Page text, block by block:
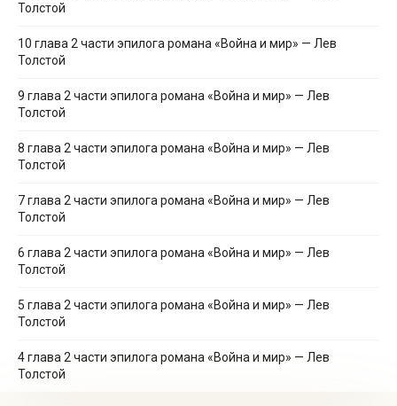
Толстой
10 глава 2 части эпилога романа «Война и мир» — Лев
Толстой
9 глава 2 части эпилога романа «Война и мир» — Лев
Толстой
8 глава 2 части эпилога романа «Война и мир» — Лев
Толстой
7 глава 2 части эпилога романа «Война и мир» — Лев
Толстой
6 глава 2 части эпилога романа «Война и мир» — Лев
Толстой
5 глава 2 части эпилога романа «Война и мир» — Лев
Толстой
4 глава 2 части эпилога романа «Война и мир» — Лев
Толстой